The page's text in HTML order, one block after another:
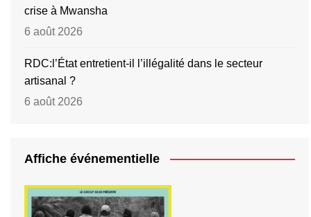
crise à Mwansha
6 août 2026
RDC:l’État entretient-il l’illégalité dans le secteur
artisanal ?
6 août 2026
Affiche événementielle